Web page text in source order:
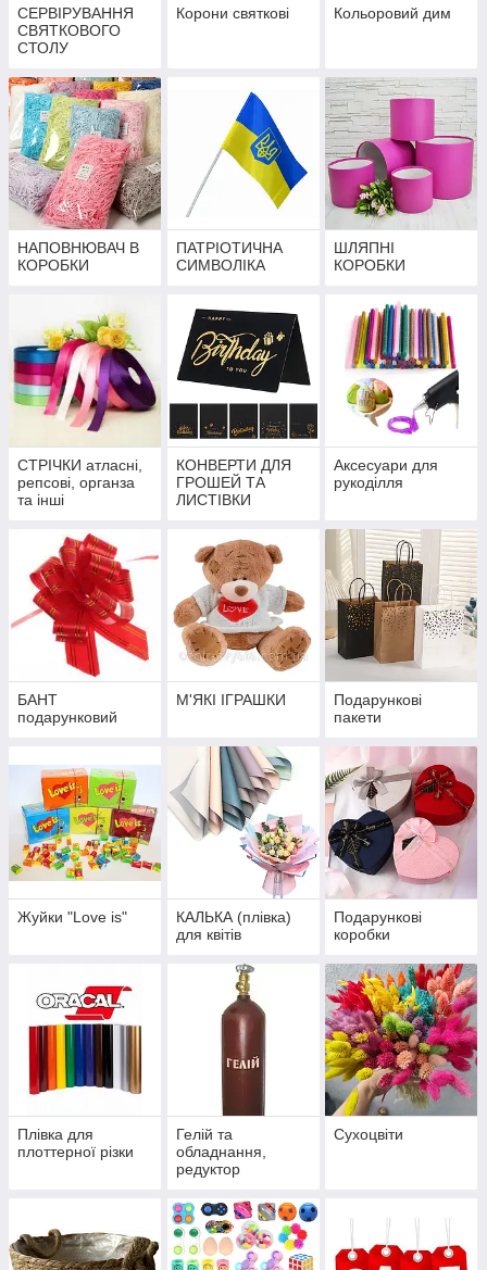
СЕРВІРУВАННЯ
СВЯТКОВОГО
СТОЛУ
Корони святкові Кольоровий дим
НАПОВНЮВАЧ В
КОРОБКИ
ПАТРІОТИЧНА
СИМВОЛІКА
ШЛЯПНІ
КОРОБКИ
СТРІЧКИ атласні,
репсові, органза
та інші
КОНВЕРТИ ДЛЯ
ГРОШЕЙ ТА
ЛИСТІВКИ
Аксесуари для
рукоділля
БАНТ
подарунковий
М'ЯКІ ІГРАШКИ
Подарункові
пакети
Жуйки "Love is"
КАЛЬКА (плівка)
для квітів
Подарункові
коробки
Плівка для
плоттерної різки
Гелій та
обладнання,
редуктор
Сухоцвіти